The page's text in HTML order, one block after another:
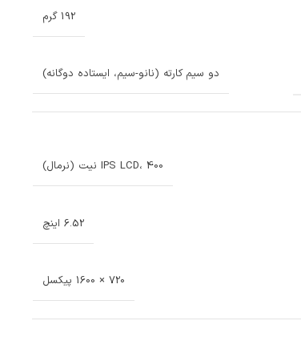
192 گرم
دو سیم کارته (نانو-سیم، ایستاده دوگانه)
IPS LCD، 400 نیت (نرمال)
6.52 اینچ
720 × 1600 پیکسل